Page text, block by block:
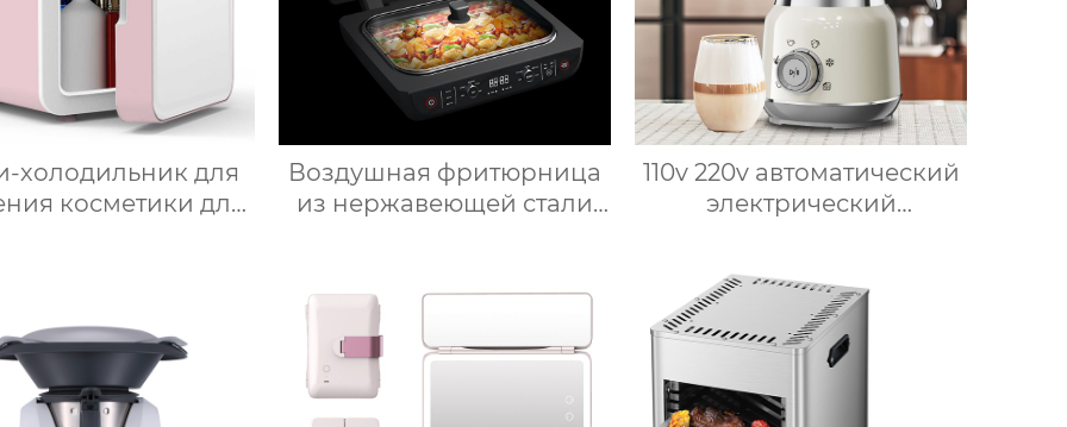
холодильник для
косметики для
молоко,
мини-
холодильник
Воздушная фритюрница
из нержавеющей стали
низким содержанием
жира электрическая
воздушная фритюрница
Тостер духовка
воздушная фритюрница
110v 220v автоматический
электрический
молока машина для
приготовления горячего
шоколада